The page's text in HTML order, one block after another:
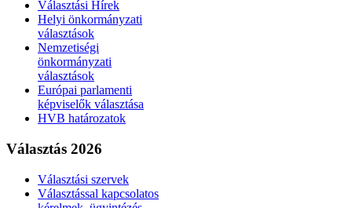
Választási Hírek
Helyi önkormányzati
választások
Nemzetiségi
önkormányzati
választások
Európai parlamenti
képviselők választása
HVB határozatok
Választás 2026
Választási szervek
Választással kapcsolatos